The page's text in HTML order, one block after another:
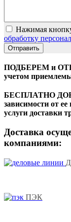
Нажимая
обработку
ПОДБЕРЕМ и
учетом
БЕСПЛАТНО
зависимости от
услуги доставки
Доставка
компаниями:
ПЭК